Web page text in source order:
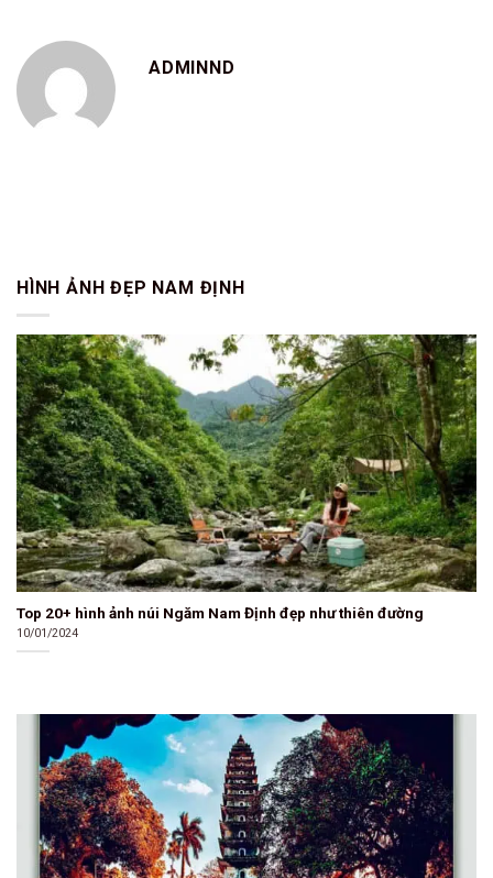
ADMINND
HÌNH ẢNH ĐẸP NAM ĐỊNH
Top 20+ hình ảnh núi Ngăm Nam Định đẹp như thiên đường
10/01/2024